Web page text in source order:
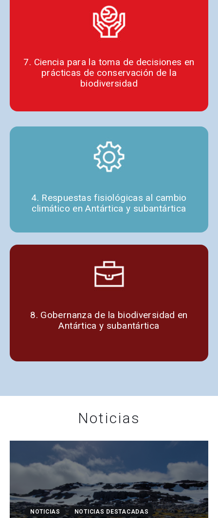
7. Ciencia para la toma de decisiones en
prácticas de conservación de la
biodiversidad
4. Respuestas fisiológicas al cambio
climático en Antártica y subantártica
8. Gobernanza de la biodiversidad en
Antártica y subantártica
Noticias
NOTICIAS NOTICIAS DESTACADAS